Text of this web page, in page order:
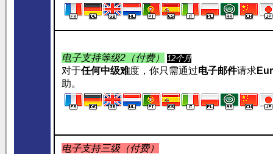
电子支持等级2（付费） 12个月
对于任何中级难度，你只需通过电子邮件请求
助。
电子支持三级（付费）